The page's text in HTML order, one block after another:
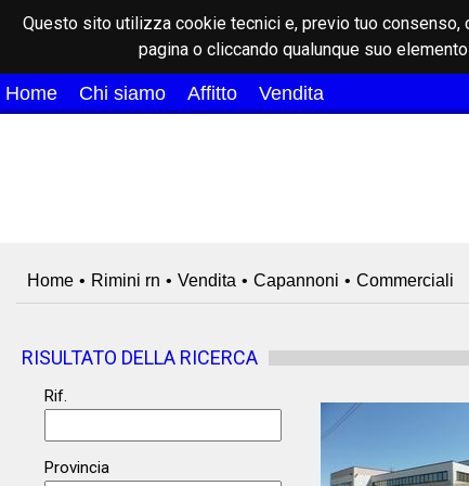
Questo sito utilizza cookie tecnici e, previo tuo
pagina o cliccando qualunque suo
Home Chi siamo Affitto Vendita
Home • Rimini rn • Vendita • Capannoni • Commerciali
RISULTATO DELLA RICERCA
Rif.
Provincia